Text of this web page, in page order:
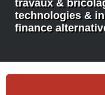
travaux &
technologies &
finance